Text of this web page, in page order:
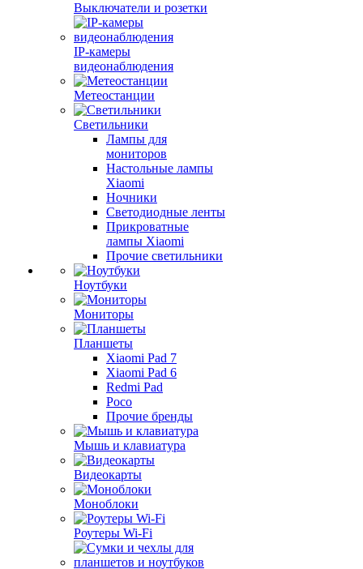
Выключатели и розетки
IP-камеры
видеонаблюдения
Метеостанции
Светильники
Лампы для
мониторов
Настольные лампы
Xiaomi
Ночники
Светодиодные ленты
Прикроватные
лампы Xiaomi
Прочие светильники
Ноутбуки
Мониторы
Планшеты
Xiaomi Pad 7
Xiaomi Pad 6
Redmi Pad
Poco
Прочие бренды
Мышь и клавиатура
Видеокарты
Моноблоки
Роутеры Wi-Fi